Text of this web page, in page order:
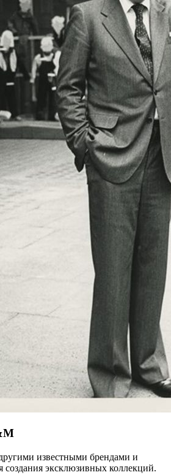
известными брендами и
создания эксклюзивных коллекций.